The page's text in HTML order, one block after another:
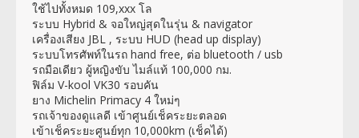
ใช้ไปทั้งหมด 109,xxx โล
ระบบ Hybrid & จอใหญ่สุดในรุ่น & navigator
เครื่องเสียง JBL , ระบบ HUD (head up display)
ระบบโทรศัพท์ในรถ hand free, ต่อ bluetooth / usb
รถมือเดียว ผู้หญิงขับ ไมล์แท้ 100,000 กม.
ฟิล์ม V-kool VK30 รอบคัน
ยาง Michelin Primacy 4 ใหม่ๆ
รถเจ้าของดูแลดี เข้าศูนย์เช็คระยะตลอด
เข้าเช็คระยะศูนย์ทุก 10,000km (เช็คได้)